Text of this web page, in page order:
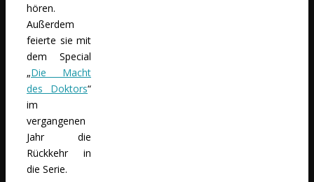
hören.
Außerdem
feierte sie mit
dem Special
„Die Macht
des Doktors“
im
vergangenen
Jahr die
Rückkehr in
die Serie.